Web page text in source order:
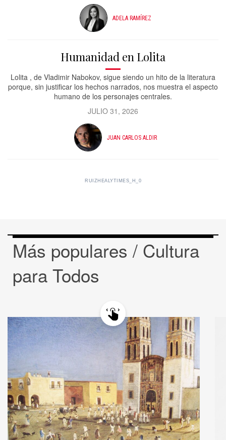
ADELA RAMÍREZ
Humanidad en Lolita
Lolita , de Vladimir Nabokov, sigue siendo un hito de la literatura
porque, sin justificar los hechos narrados, nos muestra el aspecto
humano de los personajes centrales.
JULIO 31, 2026
JUAN CARLOS ALDIR
RUIZHEALYTIMES_H_0
Más populares / Cultura
para Todos